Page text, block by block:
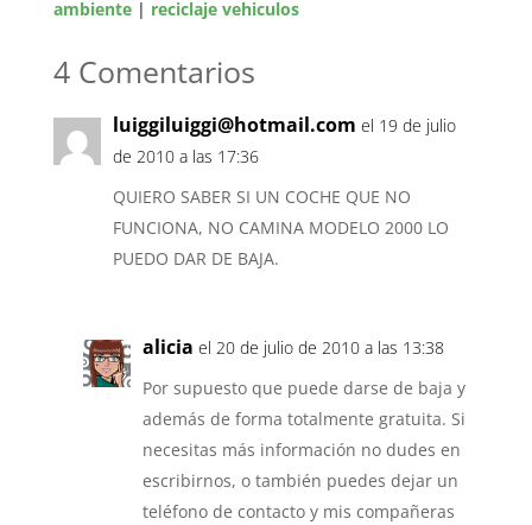
ambiente| reciclaje vehiculos
4 Comentarios
luiggiluiggi@hotmail.com el 19 de julio
de 2010 a las 17:36
QUIERO SABER SI UN COCHE QUE NO
FUNCIONA, NO CAMINA MODELO 2000 LO
PUEDO DAR DE BAJA.
alicia el 20 de julio de 2010 a las 13:38
Por supuesto que puede darse de baja y
además de forma totalmente gratuita. Si
necesitas más información no dudes en
escribirnos, o también puedes dejar un
teléfono de contacto y mis compañeras